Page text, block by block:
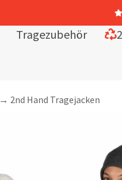
Tragezubehör
→ 2nd Hand Tragejacken